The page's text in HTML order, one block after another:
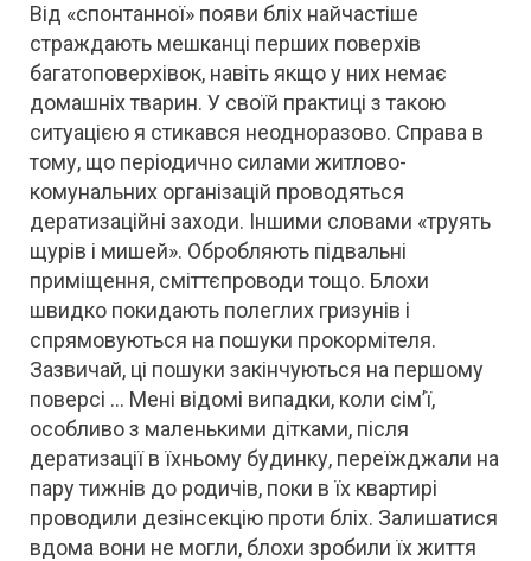
Від «спонтанної» появи бліх найчастіше
страждають мешканці перших поверхів
багатоповерхівок, навіть якщо у них немає
домашніх тварин. У своїй практиці з такою
ситуацією я стикався неодноразово. Справа в
тому, що періодично силами житлово-
комунальних організацій проводяться
дератизаційні заходи. Іншими словами «труять
щурів і мишей». Обробляють підвальні
приміщення, сміттєпроводи тощо. Блохи
швидко покидають полеглих гризунів і
спрямовуються на пошуки прокормітеля.
Зазвичай, ці пошуки закінчуються на першому
поверсі … Мені відомі випадки, коли сім’ї,
особливо з маленькими дітками, після
дератизації в їхньому будинку, переїжджали на
пару тижнів до родичів, поки в їх квартирі
проводили дезінсекцію проти бліх. Залишатися
вдома вони не могли, блохи зробили їх життя